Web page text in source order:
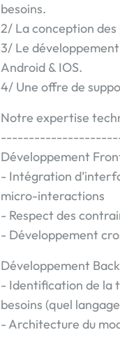
besoins.
2/ La conception
3/ Le
Android & IOS.
4/ Une offre de
Notre expertise
Développement
- Intégration
micro-interactions
- Respect des
- Développement
Développement
- Identification de la
besoins (quel
- Architecture du